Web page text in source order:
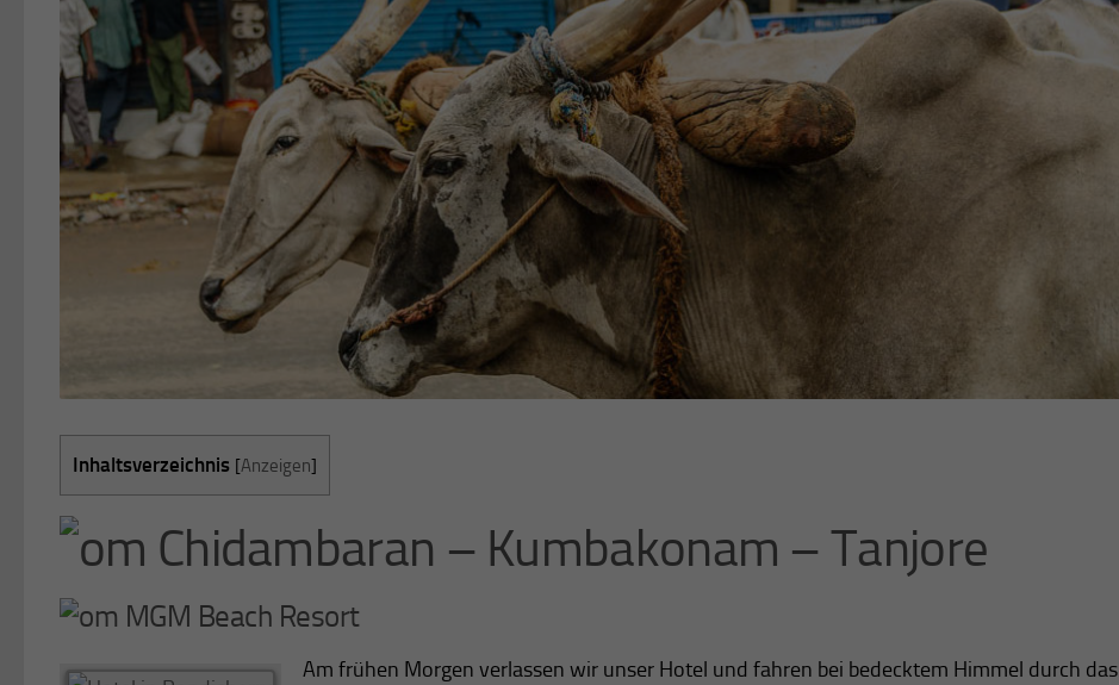
Inhaltsverzeichnis [Anzeigen]
Chidambaran – Kumbakonam – Tanjore
MGM Beach Resort
Am frühen Morgen verlassen wir unser Hotel und fahren bei bedecktem Himmel durch das